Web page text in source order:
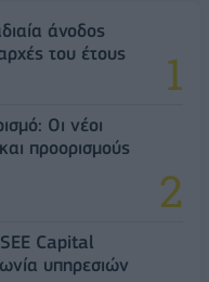
άνοδος
του έτους
Οι νέοι
προορισμούς
Capital
υπηρεσιών